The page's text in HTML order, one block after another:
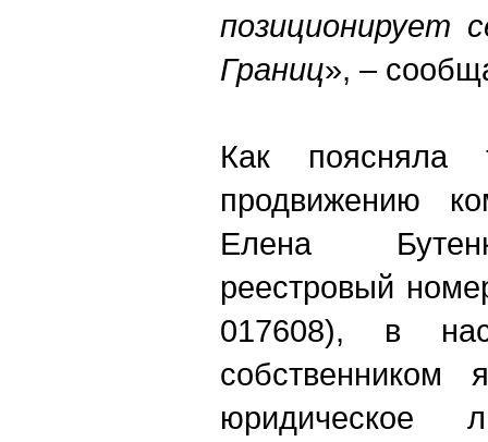
позиционирует
Границ», –
Как поясняла
продвижению
Елена
реестровый
017608), в
собственником